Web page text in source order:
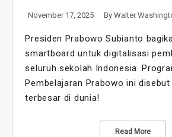
November 17, 2025 By Walter
Presiden Prabowo Subianto
smartboard untuk digitalisasi
seluruh sekolah Indonesia.
Pembelajaran Prabowo ini
terbesar di dunia!
Read More